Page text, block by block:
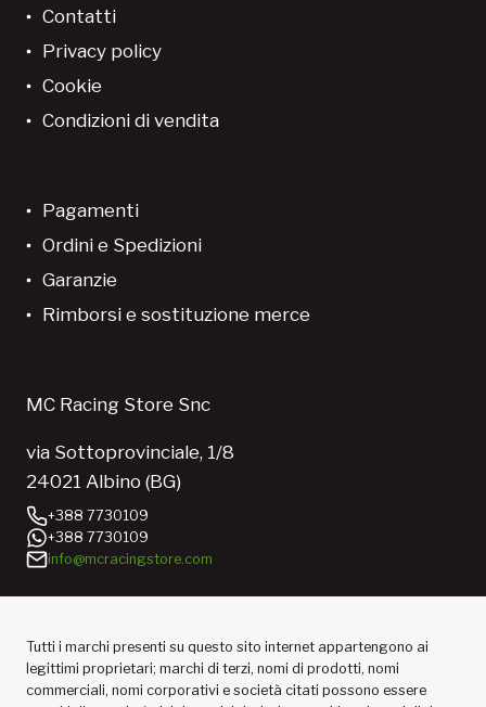
Contatti
Privacy policy
Cookie
Condizioni di vendita
Pagamenti
Ordini e Spedizioni
Garanzie
Rimborsi e sostituzione merce
MC Racing Store Snc
via Sottoprovinciale, 1/8
24021 Albino (BG)
+388 7730109
+388 7730109
info@mcracingstore.com
Tutti i marchi presenti su questo sito internet appartengono ai
legittimi proprietari; marchi di terzi, nomi di prodotti, nomi
commerciali, nomi corporativi e società citati possono essere